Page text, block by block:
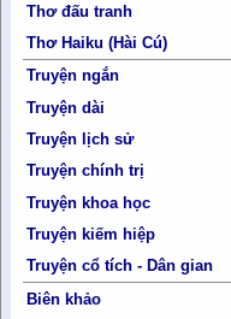
Thơ đấu tranh
Thơ Haiku (Hài Cú)
Truyện ngắn
Truyện dài
Truyện lịch sử
Truyện chính trị
Truyện khoa học
Truyện kiếm hiệp
Truyện cổ tích - Dân gian
Biên khảo